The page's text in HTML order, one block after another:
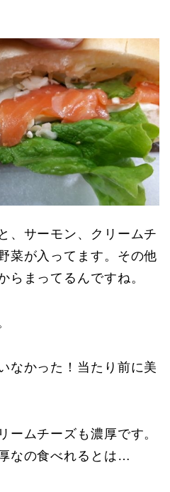
、サーモン、クリームチ
菜が入ってます。その他
らまってるんですね。
なかった！当たり前に美
ームチーズも濃厚です。
なの食べれるとは…